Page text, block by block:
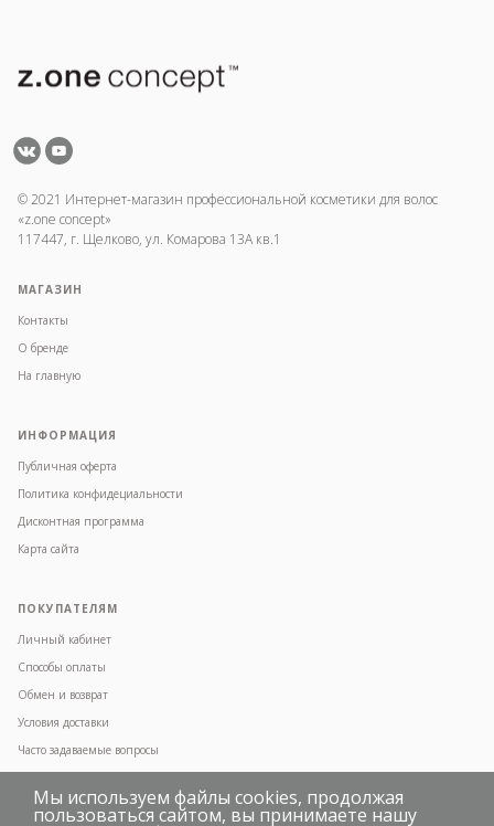
© 2021 Интернет-магазин профессиональной косметики для волос
«z.one concept»
117447, г. Щелково, ул. Комарова 13А кв.1
МАГАЗИН
Контакты
О бренде
На главную
ИНФОРМАЦИЯ
Публичная оферта
Политика конфидециальности
Дисконтная программа
Карта сайта
ПОКУПАТЕЛЯМ
Личный кабинет
Способы оплаты
Обмен и возврат
Условия доставки
Часто задаваемые вопросы
Мы используем файлы cookies, продолжая
пользоваться сайтом, вы принимаете нашу